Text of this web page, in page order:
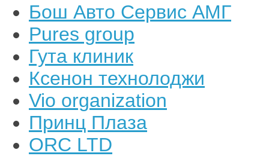
Бош Авто Сервис АМГ
Pures group
Гута клиник
Ксенон технолоджи
Vio organization
Принц Плаза
ORC LTD